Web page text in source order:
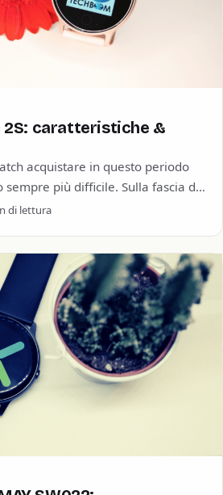
2S: caratteristiche &
acquistare in questo periodo
sempre più difficile. Sulla fascia di
sotto i…
di lettura